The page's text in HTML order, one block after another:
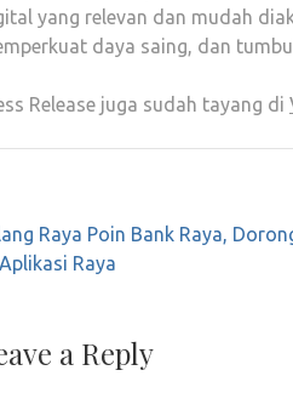
yang relevan dan mudah
daya saing, dan
Release juga sudah tayang di
Raya Poin Bank Raya,
Raya
a Reply